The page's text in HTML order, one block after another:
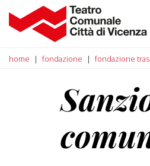
home fondazione fondazione